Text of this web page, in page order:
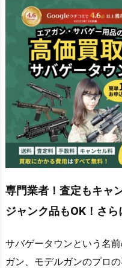
専門業者！査定もキャ
ジャンク品もOK！さ
サバゲータウンという名
ガン、モデルガンのプロの